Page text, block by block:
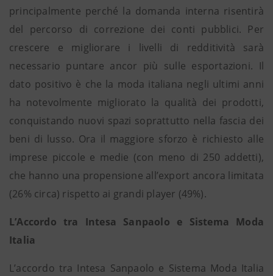
principalmente perché la domanda interna risentirà
del percorso di correzione dei conti pubblici. Per
crescere e migliorare i livelli di redditività sarà
necessario puntare ancor più sulle esportazioni. Il
dato positivo è che la moda italiana negli ultimi anni
ha notevolmente migliorato la qualità dei prodotti,
conquistando nuovi spazi soprattutto nella fascia dei
beni di lusso. Ora il maggiore sforzo è richiesto alle
imprese piccole e medie (con meno di 250 addetti),
che hanno una propensione all’export ancora limitata
(26% circa) rispetto ai grandi player (49%).
L’Accordo tra Intesa Sanpaolo e Sistema Moda
Italia
L’accordo tra Intesa Sanpaolo e Sistema Moda Italia